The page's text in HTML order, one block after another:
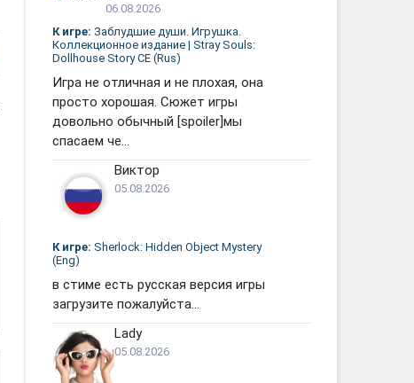
06.08.2026
К игре: Заблудшие души. Игрушка.
Коллекционное издание | Stray Souls:
Dollhouse Story CE (Rus)
Игра не отличная и не плохая, она
просто хорошая. Сюжет игры
довольно обычный [spoiler]мы
спасаем че...
Виктор
05.08.2026
К игре: Sherlock: Hidden Object Mystery
(Eng)
в стиме есть русская версия игры
загрузите пожалуйста...
Lady
05.08.2026